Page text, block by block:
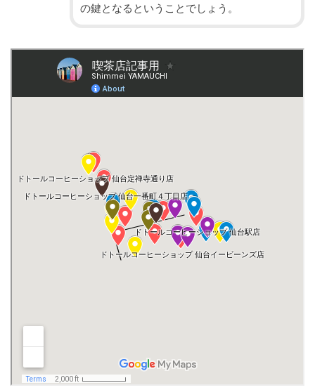
の鍵となるということでしょう。